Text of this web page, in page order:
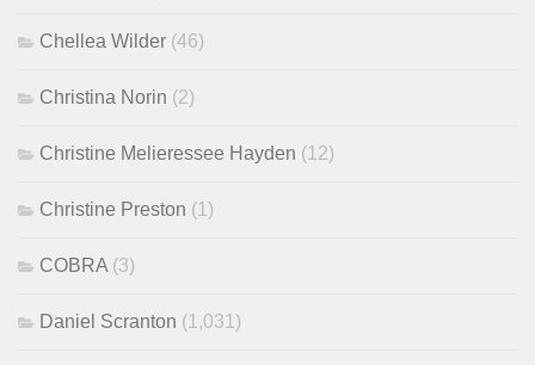
Chellea Wilder (46)
Christina Norin (2)
Christine Melieressee Hayden (12)
Christine Preston (1)
COBRA (3)
Daniel Scranton (1,031)